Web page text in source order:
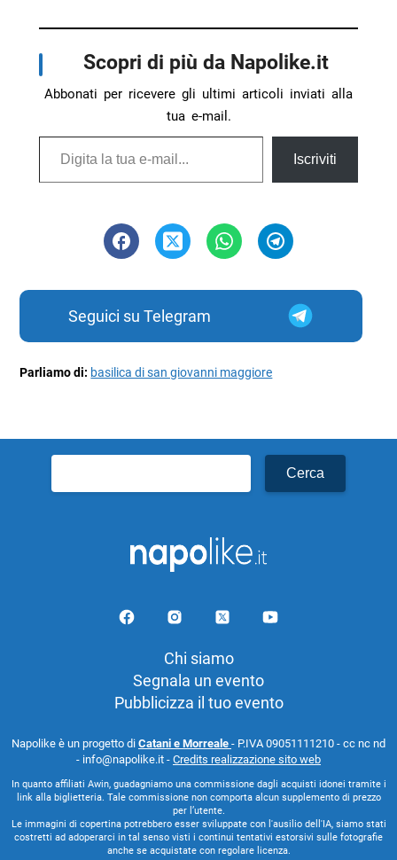
Scopri di più da Napolike.it
Abbonati per ricevere gli ultimi articoli inviati alla
tua e-mail.
Digita la tua e-mail...
Iscriviti
Seguici su Telegram
Parliamo di: basilica di san giovanni maggiore
per:
Chi siamo
Segnala un evento
Pubblicizza il tuo evento
Napolike è un progetto di Catani e Morreale - P.IVA 09051111210 - cc nc nd
- info@napolike.it - Credits realizzazione sito web
In quanto affiliati Awin, guadagniamo una commissione dagli acquisti idonei tramite i
link alla biglietteria. Tale commissione non comporta alcun supplemento di prezzo
per l’utente.
Le immagini di copertina potrebbero esser sviluppate con l'ausilio dell'IA, siamo stati
costretti ad adoperarci in tal senso visti i continui tentativi estorsivi sulle fotografie
anche se acquistate con regolare licenza.